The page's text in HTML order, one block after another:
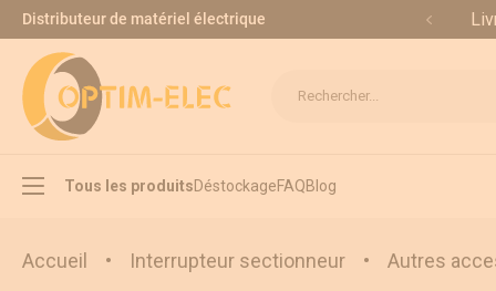
Allez au contenu
Distributeur de matériel électrique
Rechercher...
Tous les produitsDéstockageFAQBlog
Accueil • Interrupteur sectionneur • Autres